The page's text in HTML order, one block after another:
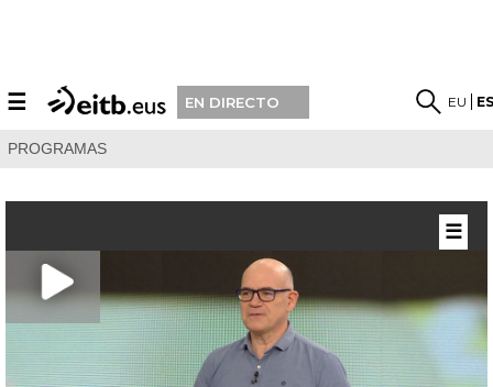
☰ EN DIRECTO EU
PROGRAMAS
☰